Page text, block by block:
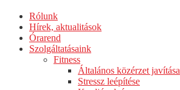
Rólunk
Hírek, aktualitások
Órarend
Szolgáltatásaink
Fitness
Általános közérzet javítása
Stressz leépítése